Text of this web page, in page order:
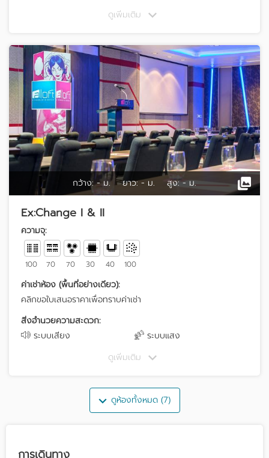
ดูเพิ่มเติม
กว้าง: - ม. ยาว: - ม. สูง: - ม.
Ex:Change I & II
ความจุ:
100 70 70 30 40 100
ค่าเช่าห้อง (พื้นที่อย่างเดียว):
คลิกขอใบเสนอราคาเพื่อทราบค่าเช่า
สิ่งอำนวยความสะดวก:
ระบบเสียง
ระบบแสง
ดูเพิ่มเติม
ดูห้องทั้งหมด (7)
การเดินทาง